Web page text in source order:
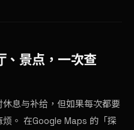
、景点，一次查
息与补给，但如果每次都要
。 在Google Maps 的「探